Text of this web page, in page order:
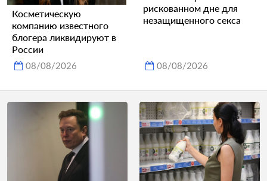
Косметическую
компанию известного
блогера ликвидируют в
России
08/08/2026
рискованном дне для
незащищенного секса
08/08/2026